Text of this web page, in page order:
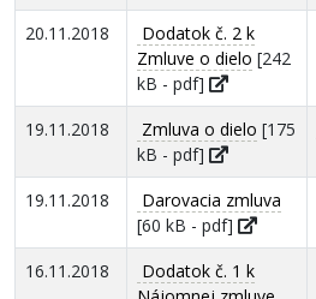
20.11.2018
Dodatok č. 2 k
Zmluve o dielo [242
kB - pdf]
19.11.2018 Zmluva o dielo [175
kB - pdf]
19.11.2018
Darovacia zmluva
[60 kB - pdf]
16.11.2018
Dodatok č. 1 k